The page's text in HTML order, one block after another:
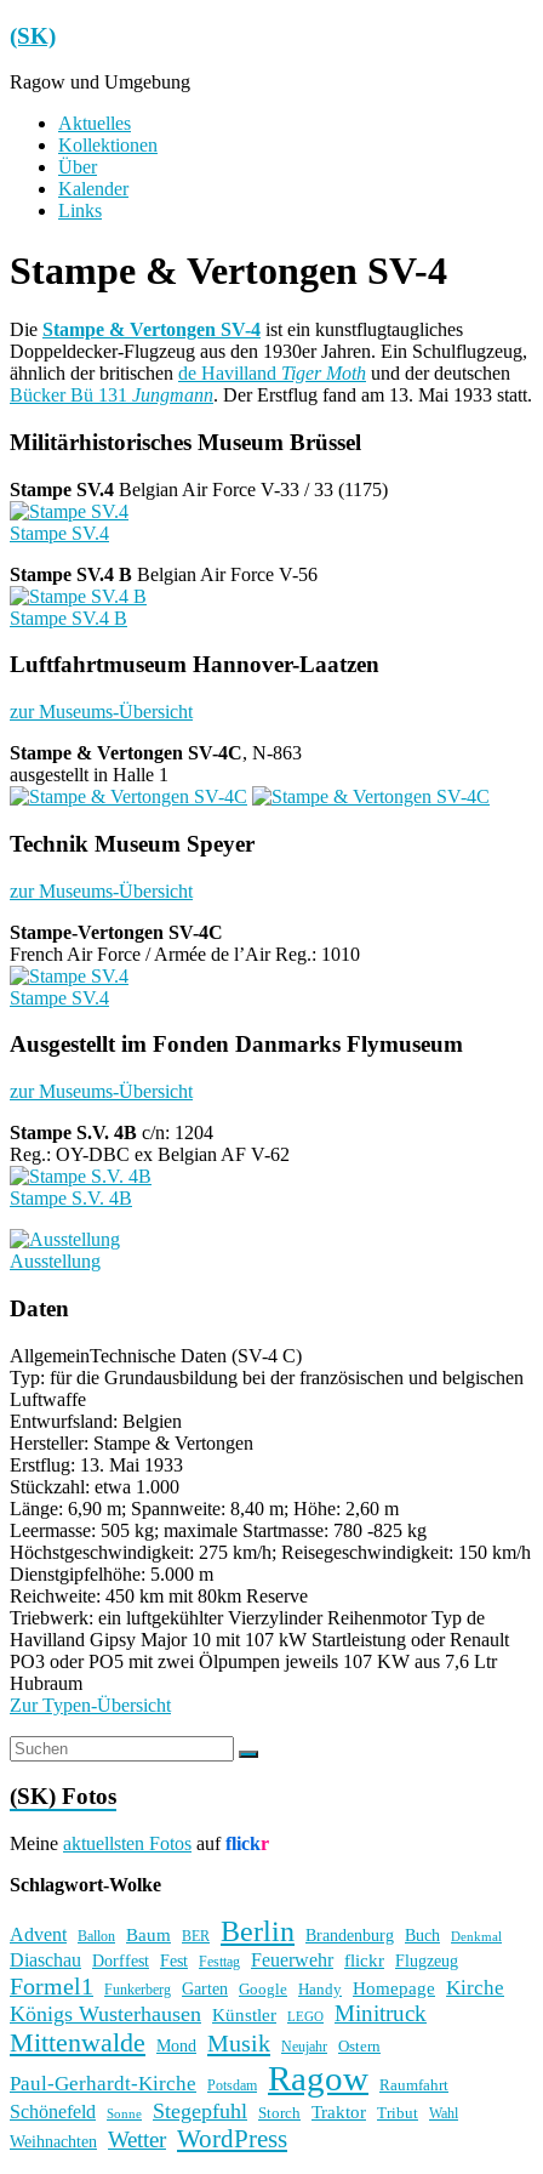
Zum
Inhalt
springen
(SK)
Ragow und Umgebung
Menü
Aktuelles
Kollektionen
Über
Kalender
Links
Stampe & Vertongen SV-4
Die Stampe & Vertongen SV-4 ist ein kunstflugtaugliches
Doppeldecker-Flugzeug aus den 1930er Jahren. Ein Schulflugzeug,
ähnlich der britischen de Havilland Tiger Moth und der deutschen
Bücker Bü 131 Jungmann. Der Erstflug fand am 13. Mai 1933 statt.
Militärhistorisches Museum Brüssel
Stampe SV.4 Belgian Air Force V-33 / 33 (1175)
Stampe SV.4
Stampe SV.4 B Belgian Air Force V-56
Stampe SV.4 B
Luftfahrtmuseum Hannover-Laatzen
zur Museums-Übersicht
Stampe & Vertongen SV-4C, N-863
ausgestellt in Halle 1
Technik Museum Speyer
zur Museums-Übersicht
Stampe-Vertongen SV-4C
French Air Force / Armée de l’Air Reg.: 1010
Stampe SV.4
Ausgestellt im Fonden Danmarks Flymuseum
zur Museums-Übersicht
Stampe S.V. 4B c/n: 1204
Reg.: OY-DBC ex Belgian AF V-62
Stampe S.V. 4B
Ausstellung
Daten
AllgemeinTechnische Daten (SV-4 C)
Typ: für die Grundausbildung bei der französischen und belgischen
Luftwaffe
Entwurfsland: Belgien
Hersteller: Stampe & Vertongen
Erstflug: 13. Mai 1933
Stückzahl: etwa 1.000
Länge: 6,90 m; Spannweite: 8,40 m; Höhe: 2,60 m
Leermasse: 505 kg; maximale Startmasse: 780 -825 kg
Höchstgeschwindigkeit: 275 km/h; Reisegeschwindigkeit: 150 km/h
Dienstgipfelhöhe: 5.000 m
Reichweite: 450 km mit 80km Reserve
Triebwerk: ein luftgekühlter Vierzylinder Reihenmotor Typ de
Havilland Gipsy Major 10 mit 107 kW Startleistung oder Renault
PO3 oder PO5 mit zwei Ölpumpen jeweils 107 KW aus 7,6 Ltr
Hubraum
Zur Typen-Übersicht
(SK) Fotos
Meine aktuellsten Fotos aufflickr
Schlagwort-Wolke
Advent Ballon Baum BER Berlin Brandenburg Buch Denkmal
Diaschau Dorffest Fest Festtag Feuerwehr flickr Flugzeug
Formel1 Funkerberg Garten Google Handy Homepage Kirche
Königs Wusterhausen Künstler LEGO Minitruck
Mittenwalde Mond Musik Neujahr Ostern
Paul-Gerhardt-Kirche Potsdam Ragow Raumfahrt
Schönefeld Sonne Stegepfuhl Storch Traktor Tribut Wahl
Weihnachten Wetter WordPress